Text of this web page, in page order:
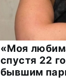
«Моя
спустя 22
бывшим